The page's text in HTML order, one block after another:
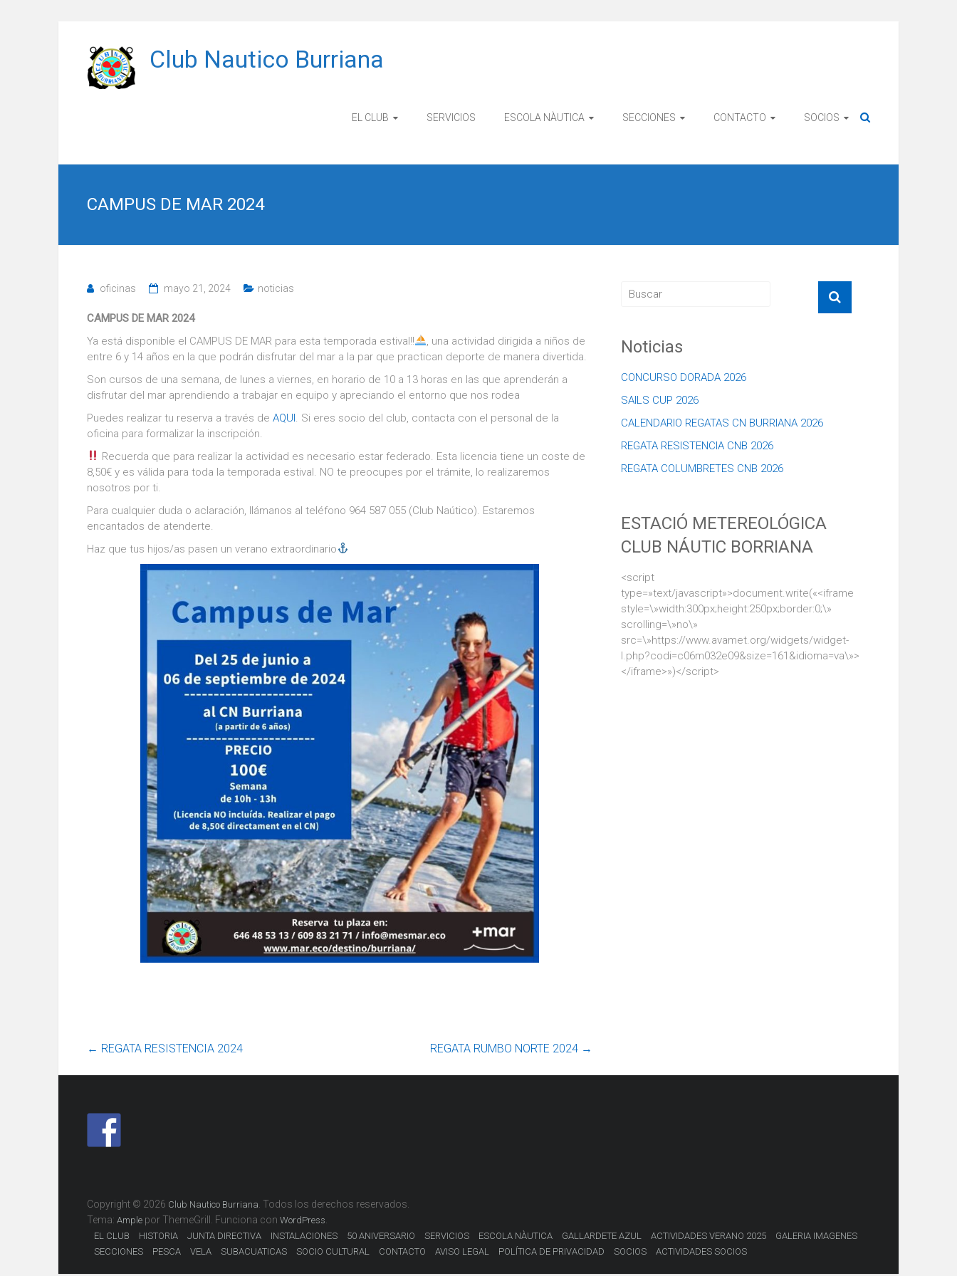
contenido
Club Nautico Burriana
EL CLUB SERVICIOS ESCOLA NÀUTICA SECCIONES CONTACTO SOCIOS
CAMPUS DE MAR 2024
oficinas mayo 21, 2024 noticias
CAMPUS DE MAR 2024
Ya está disponible el CAMPUS DE MAR para esta temporada estival!!
, una actividad dirigida a niños de
entre 6 y 14 años en la que podrán disfrutar del mar a la par que practican deporte de manera divertida.
Son cursos de una semana, de lunes a viernes, en horario de 10 a 13 horas en las que aprenderán a
disfrutar del mar aprendiendo a trabajar en equipo y apreciando el entorno que nos rodea
Puedes realizar tu reserva a través de AQUI. Si eres socio del club, contacta con el personal de la
oficina para formalizar la inscripción.
Recuerda que para realizar la actividad es necesario estar federado. Esta licencia tiene un coste de
8,50€ y es válida para toda la temporada estival. NO te preocupes por el trámite, lo realizaremos
nosotros por ti.
Para cualquier duda o aclaración, llámanos al teléfono 964 587 055 (Club Naútico). Estaremos
encantados de atenderte.
Haz que tus hijos/as pasen un verano extraordinario
← REGATA RESISTENCIA 2024 REGATA RUMBO NORTE 2024 →
Noticias
CONCURSO DORADA 2026
SAILS CUP 2026
CALENDARIO REGATAS CN BURRIANA 2026
REGATA RESISTENCIA CNB 2026
REGATA COLUMBRETES CNB 2026
ESTACIÓ METEREOLÓGICA
CLUB NÁUTIC BORRIANA
<script
type=»text/javascript»>document.write(«<iframe
style=\»width:300px;height:250px;border:0;\»
scrolling=\»no\»
src=\»https://www.avamet.org/widgets/widget-
l.php?codi=c06m032e09&size=161&idioma=va\»>
</iframe>»)</script>
Copyright © 2026 Club Nautico Burriana. Todos los derechos reservados.
Tema: Ample por ThemeGrill. Funciona con WordPress.
EL CLUB HISTORIA JUNTA DIRECTIVA INSTALACIONES 50 ANIVERSARIO SERVICIOS ESCOLA NÀUTICA GALLARDETE AZUL ACTIVIDADES VERANO 2025
GALERIA IMAGENES
SECCIONES
PESCA VELA SUBACUATICAS SOCIO CULTURAL CONTACTO AVISO LEGAL POLÍTICA DE PRIVACIDAD SOCIOS ACTIVIDADES SOCIOS